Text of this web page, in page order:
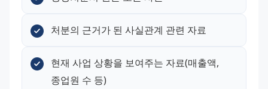
처분의 근거가 된 사실관계 관련 자료
현재 사업 상황을 보여주는 자료(매출액,
종업원 수 등)